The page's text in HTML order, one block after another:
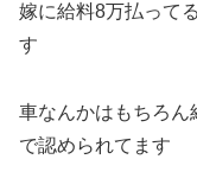
嫁に給料8万払って
す
車なんかはもちろん
で認められてます